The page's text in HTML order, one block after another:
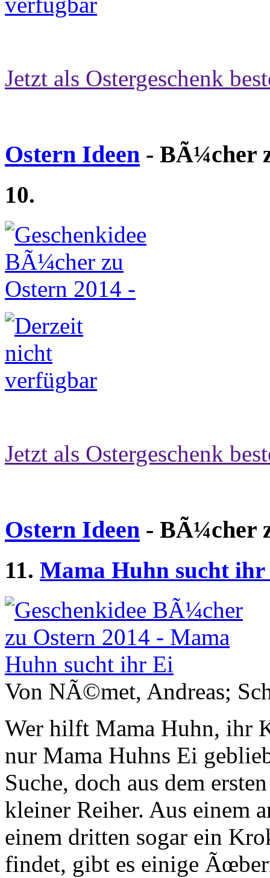
Jetzt als Ostergeschenk
Ostern Ideen - BÃ¼cher
10.
Jetzt als Ostergeschenk
Ostern Ideen - BÃ¼cher
11. Mama Huhn sucht
Von NÃ©met, Andreas;
Wer hilft Mama Huhn, ihr
nur Mama Huhns Ei
Suche, doch aus dem
kleiner Reiher. Aus einem
einem dritten sogar ein
findet, gibt es einige